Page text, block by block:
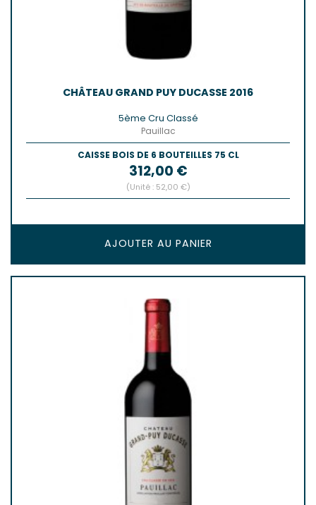
CHÂTEAU GRAND PUY DUCASSE 2016
5ème Cru Classé
Pauillac
CAISSE BOIS DE 6 BOUTEILLES 75 CL
Prix
312,00 €
(Unité : 52,00 €)
AJOUTER AU PANIER